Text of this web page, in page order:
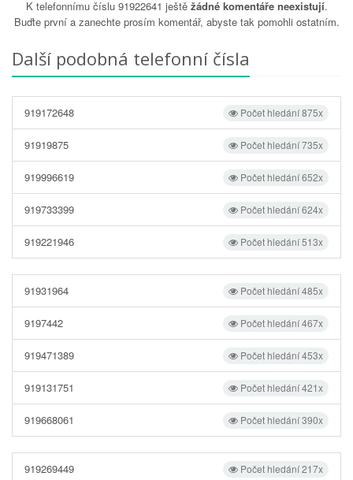
K telefonnímu číslu 91922641 ještě žádné komentáře neexistují.
Buďte první a zanechte prosím komentář, abyste tak pomohli ostatním.
Další podobná telefonní čísla
Počet hledání 875x
919172648
Počet hledání 735x
91919875
Počet hledání 652x
919996619
Počet hledání 624x
919733399
Počet hledání 513x
919221946
Počet hledání 485x
91931964
Počet hledání 467x
9197442
Počet hledání 453x
919471389
Počet hledání 421x
919131751
Počet hledání 390x
919668061
Počet hledání 217x
919269449